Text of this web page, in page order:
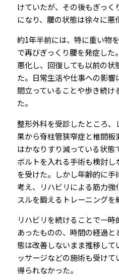
けていたが、その後もぎっく
になり、腰の状態は徐々に悪
約1年半前には、特に重い物
で再びぎっくり腰を発症し
悪化し、回復しても以前の状
た。日常生活や仕事への影
間立っていることや歩き続け
た。
整形外科を受診したところ
果から脊柱管狭窄症と椎間
はかなりすり減っている状
ボルトを入れる手術も検討
を受けた。しかし年齢的に
考え、リハビリによる筋力強
スルを鍛えるトレーニングを
リハビリを続けることで一
あったものの、時間の経過
態は改善しないまま推移し
ッサージなどの施術も受け
得られなかった。